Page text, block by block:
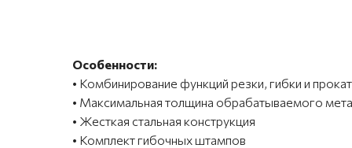
Особенности:
• Комбинирование функций резки, гибки и
• Максимальная толщина обрабатываемого
• Жесткая стальная конструкция
• Комплект гибочных штампов